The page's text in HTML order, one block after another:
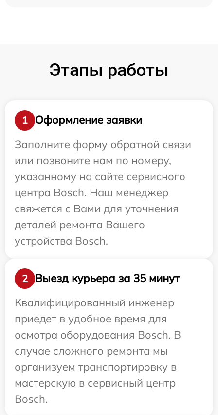
Этапы работы
1
Оформление заявки
Заполните форму обратной связи
или позвоните нам по номеру,
указанному на сайте сервисного
центра Bosch. Наш менеджер
свяжется с Вами для уточнения
деталей ремонта Вашего
устройства Bosch.
2
Выезд курьера за 35 минут
Квалифицированный инженер
приедет в удобное время для
осмотра оборудования Bosch. В
случае сложного ремонта мы
организуем транспортировку в
мастерскую в сервисный центр
Bosch.